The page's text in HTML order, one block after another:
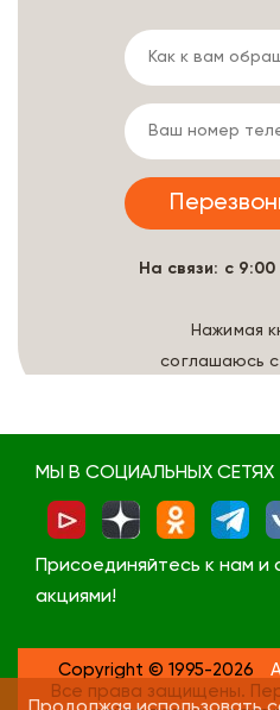
На связи: с
Нажимая
соглашаюсь с
МЫ В СОЦИАЛЬНЫХ СЕТЯХ
Присоединяйтесь к нам и
акциями!
Copyright © 1995-2026
Все права защищены.